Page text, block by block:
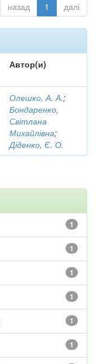
назад 1 далі
Автор(и)
Олешко, А. А.;
Бондаренко,
Світлана
Михайлівна;
Діденко, Є. О.
1
1
1
1
1
1